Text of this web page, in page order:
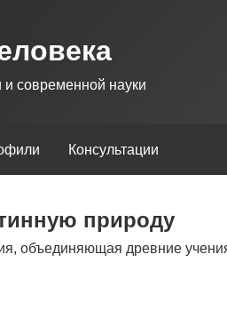
современной науки
Консультации
природу
объединяющая древние